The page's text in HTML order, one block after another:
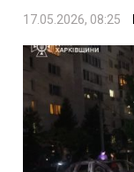
17.05.2026, 08:25